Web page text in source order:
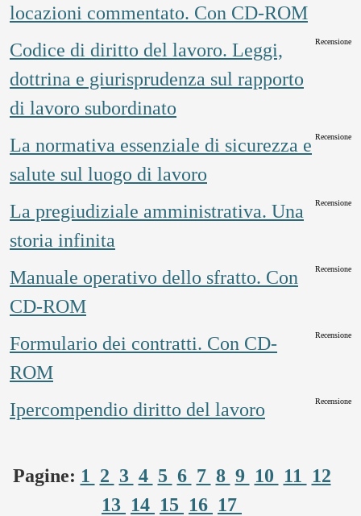
locazioni commentato. Con CD-ROM
Codice di diritto del lavoro. Leggi,
dottrina e giurisprudenza sul rapporto
di lavoro subordinato
Recensione
La normativa essenziale di sicurezza e
salute sul luogo di lavoro
Recensione
La pregiudiziale amministrativa. Una
storia infinita
Recensione
Manuale operativo dello sfratto. Con
CD-ROM
Recensione
Formulario dei contratti. Con CD-
ROM
Recensione
Ipercompendio diritto del lavoro Recensione
Pagine: 1 2 3 4 5 6 7 8 9 10 11
12
13 14 15 16 17